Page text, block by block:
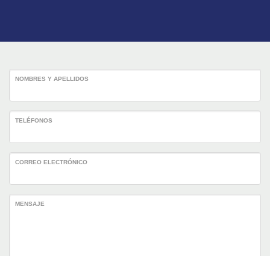
NOMBRES Y APELLIDOS
TELÉFONOS
CORREO ELECTRÓNICO
MENSAJE